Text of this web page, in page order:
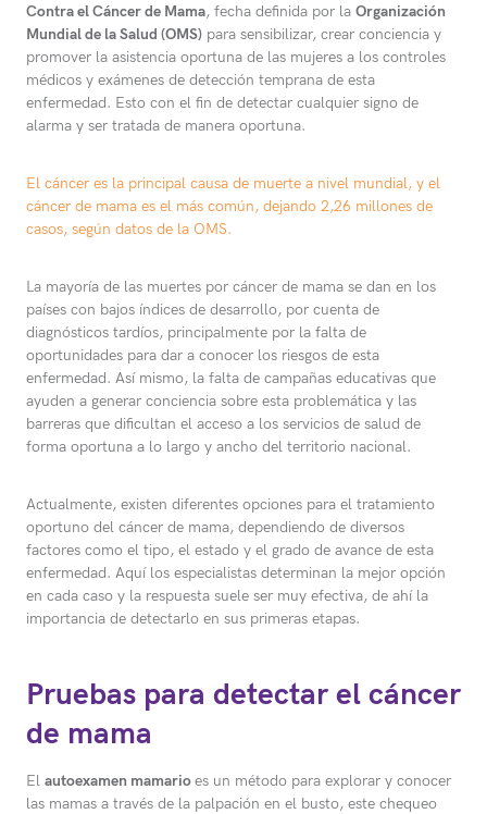
Contra el Cáncer de Mama, fecha definida por la Organización
Mundial de la Salud (OMS) para sensibilizar, crear conciencia y
promover la asistencia oportuna de las mujeres a los controles
médicos y exámenes de detección temprana de esta
enfermedad. Esto con el fin de detectar cualquier signo de
alarma y ser tratada de manera oportuna.
El cáncer es la principal causa de muerte a nivel mundial, y el
cáncer de mama es el más común, dejando 2,26 millones de
casos, según datos de la OMS.
La mayoría de las muertes por cáncer de mama se dan en los
países con bajos índices de desarrollo, por cuenta de
diagnósticos tardíos, principalmente por la falta de
oportunidades para dar a conocer los riesgos de esta
enfermedad. Así mismo, la falta de campañas educativas que
ayuden a generar conciencia sobre esta problemática y las
barreras que dificultan el acceso a los servicios de salud de
forma oportuna a lo largo y ancho del territorio nacional.
Actualmente, existen diferentes opciones para el tratamiento
oportuno del cáncer de mama, dependiendo de diversos
factores como el tipo, el estado y el grado de avance de esta
enfermedad. Aquí los especialistas determinan la mejor opción
en cada caso y la respuesta suele ser muy efectiva, de ahí la
importancia de detectarlo en sus primeras etapas.
Pruebas para detectar el cáncer
de mama
El autoexamen mamarioes un método para explorar y conocer
las mamas a través de la palpación en el busto, este chequeo